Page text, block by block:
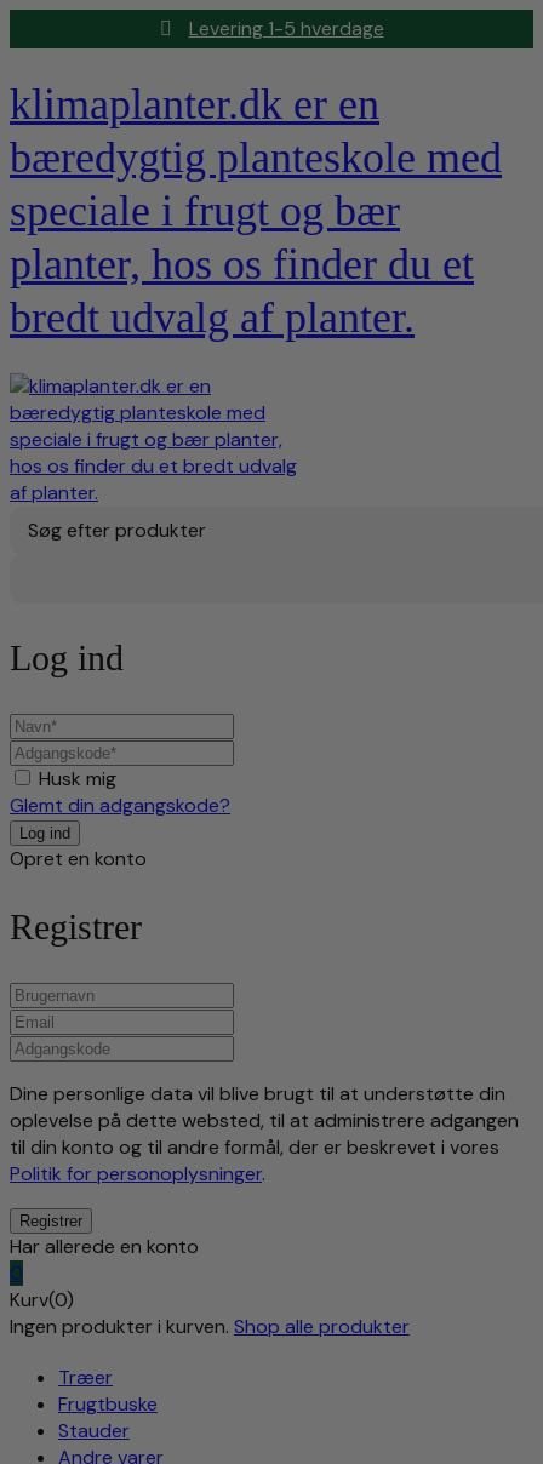
Levering 1-5 hverdage
klimaplanter.dk er en
bæredygtig planteskole med
speciale i frugt og bær
planter, hos os finder du et
bredt udvalg af planter.
Søg efter produkter
Log ind
Husk mig
Glemt din adgangskode?
Opret en konto
Registrer
Dine personlige data vil blive brugt til at understøtte din
oplevelse på dette websted, til at administrere adgangen
til din konto og til andre formål, der er beskrevet i vores
Politik for personoplysninger.
Har allerede en konto
0
Kurv(0)
Ingen produkter i kurven. Shop alle produkter
Træer
Frugtbuske
Stauder
Andre varer